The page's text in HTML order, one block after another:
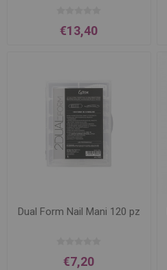
€13,40
Dual Form Nail Mani 120 pz
€7,20